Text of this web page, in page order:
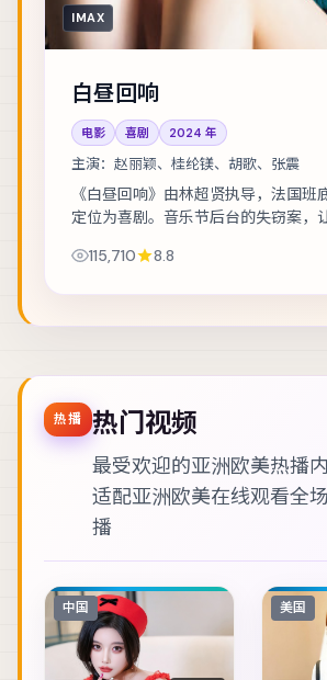
IMAX
白昼回响
电影 喜剧 2024 年
主演： 赵丽颖、桂纶镁、胡歌、张震
《白昼回响》由林超贤执导，法国班
定位为喜剧。音乐节后台的失窃案，
等，表演层次丰富。美术与声音设计
115,710 8.8
热播 热门视频
最受欢迎的亚洲欧美热播内
适配亚洲欧美在线观看全
播
中国 美国